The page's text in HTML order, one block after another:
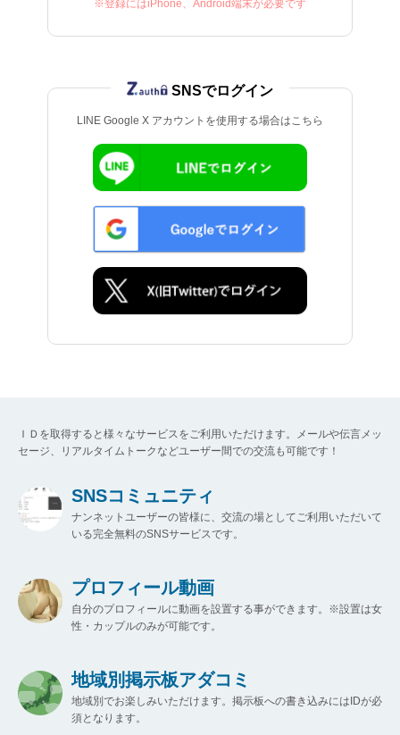
※登録にはiPhone、Android端末が必要です
LINE Google X アカウントを使用する場合はこちら
SNSでログイン
ＩＤを取得すると様々なサービスをご利用いただけます。メールや伝言メッ
セージ、リアルタイムトークなどユーザー間での交流も可能です！
SNSコミュニティ
ナンネットユーザーの皆様に、交流の場としてご利用いただいて
いる完全無料のSNSサービスです。
プロフィール動画
自分のプロフィールに動画を設置する事ができます。※設置は女
性・カップルのみが可能です。
地域別掲示板アダコミ
地域別でお楽しみいただけます。掲示板への書き込みにはIDが必
須となります。